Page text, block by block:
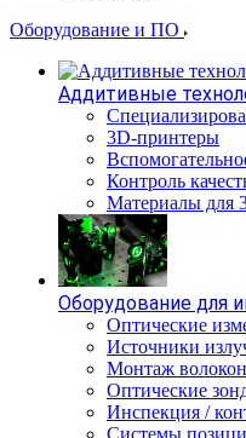
Оборудование и ПО
Аддитивные
3D-принтеры
Контроль
Материалы для
Оборудование для
Оптические
Источники
Монтаж
Оптические
Инспекция /
Системы